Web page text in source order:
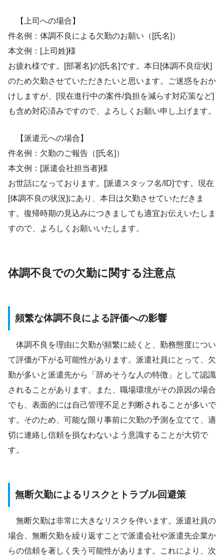
【上司への場合】
件名例：体調不良による欠勤のお願い（[氏名]）
本文例：[上司姓]様
お疲れ様です。[部署名]の[氏名]です。本日[体調不良症状]
のため欠勤させていただきたいと思います。ご迷惑をおか
けしますが、[現在進行中の案件/負担を減らす対応策など]
も含め対応済みですので、よろしくお願い申し上げます。
【派遣元への場合】
件名例：欠勤のご報告（[氏名]）
本文例：[派遣会社担当者]様
お世話になっております。[派遣スタッフ名/ID]です。現在
[体調不良の状況]にあり、本日は欠勤させていただきま
す。復帰時期の見込みにつきましても適宜お伝えいたしま
すので、よろしくお願いいたします。
体調不良での欠勤に関する注意点
頻繁な体調不良による評価への影響
体調不良を理由に欠勤が頻繁に続くと、勤務態度につい
て評価が下がる可能性があります。派遣社員にとって、欠
勤が多いと派遣先から「辞めそうな人の特徴」として認識
されることがあります。また、職場環境がその原因の場合
でも、表面的には自己管理不足と判断されることが多いで
す。そのため、可能な限り事前に欠勤の予測を立てて、適
切に連絡し信頼を損なわないよう意識することが大切で
す。
無断欠勤によるリスクとトラブル回避策
無断欠勤は非常に大きなリスクを伴います。派遣社員の
場合、無断欠勤を繰り返すことで派遣会社や派遣先企業か
らの信頼を著しく失う可能性があります。これにより、次